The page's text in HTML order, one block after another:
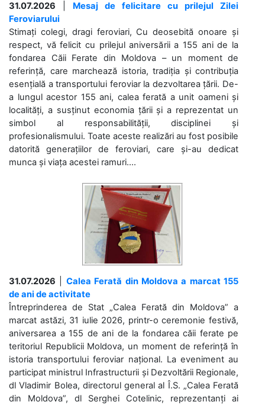
31.07.2026
Mesaj de felicitare cu prilejul Zilei
Feroviarului
Stimați colegi, dragi feroviari, Cu deosebită onoare și
respect, vă felicit cu prilejul aniversării a 155 ani de la
fondarea Căii Ferate din Moldova – un moment de
referință, care marchează istoria, tradiția și contribuția
esențială a transportului feroviar la dezvoltarea țării. De-
a lungul acestor 155 ani, calea ferată a unit oameni și
localități, a susținut economia țării și a reprezentat un
simbol al responsabilității, disciplinei și
profesionalismului. Toate aceste realizări au fost posibile
datorită generațiilor de feroviari, care și-au dedicat
munca și viața acestei ramuri....
31.07.2026
Calea Ferată din Moldova a marcat 155
de ani de activitate
Întreprinderea de Stat „Calea Ferată din Moldova” a
marcat astăzi, 31 iulie 2026, printr-o ceremonie festivă,
aniversarea a 155 de ani de la fondarea căii ferate pe
teritoriul Republicii Moldova, un moment de referință în
istoria transportului feroviar național. La eveniment au
participat ministrul Infrastructurii și Dezvoltării Regionale,
dl Vladimir Bolea, directorul general al Î.S. „Calea Ferată
din Moldova”, dl Serghei Cotelinic, reprezentanți ai